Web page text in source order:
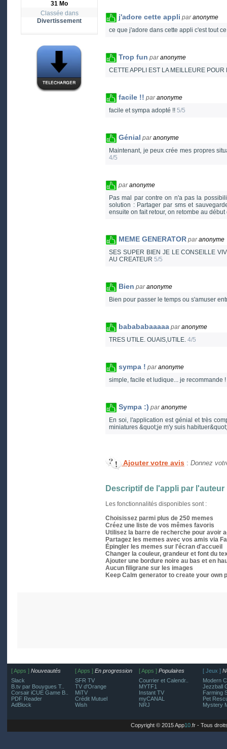
31 Mo
Classée dans
Divertissement
j'adore cette appli paranonyme
ce que j'adore dans cette appli c'est tout
Trop fun paranonyme
CETTE APPLI EST LA MEILLEURE
facile !! paranonyme
facile et sympa adopté !! 5/5
Génial paranonyme
Maintenant, je peux crée mes propres
4/5
paranonyme
Pas mal par contre on n'a pas la
solution : Partager par sms et
ensuite on fait retour, on retombe au
MEME GENERATOR paranonyme
SES SUPER BIEN JE LE CONSEILLE
AU CREATEUR 5/5
Bien paranonyme
Bien pour passer le temps ou s'amuser
babababaaaaa paranonyme
TRES UTILE. OUAIS,UTILE. 4/5
sympa ! paranonyme
simple, facile et ludique... je recommande !
Sympa :) paranonyme
En soi, l'application est génial et très
miniatures &quot;je m'y suis
Ajouter votre avis : Donnez
Descriptif de l'appli par l'auteur
Les fonctionnalités disponibles sont :
Choisissez parmi plus de 250 memes
Créez une liste de vos mêmes favoris
Utilisez la barre de recherche pour avoir
Partagez les memes avec vos amis via
Épingler les memes sur l'écran d'accueil
Changer la couleur, grandeur et font du
Ajouter une bordure noire au bas et en
Aucun filigrane sur les images
Keep Calm generator to create your own
[ Apps ] Nouveautés
Slack
B.tv par Bouygues T..
Corsair iCUE Game B..
PDF Reader
AdBlock
[ Apps ] En progression
SFR TV
TV d'Orange
MiTV
Crédit Mutuel
Wish
[ Apps ] Populaires
Courrier et Calendr..
MYTF1
Instant TV
myCANAL
NRJ
[ Jeux ]
Modern
Jezzball
Farming
Pet
Mystery
Copyright © 2015 App10 .fr - Tous